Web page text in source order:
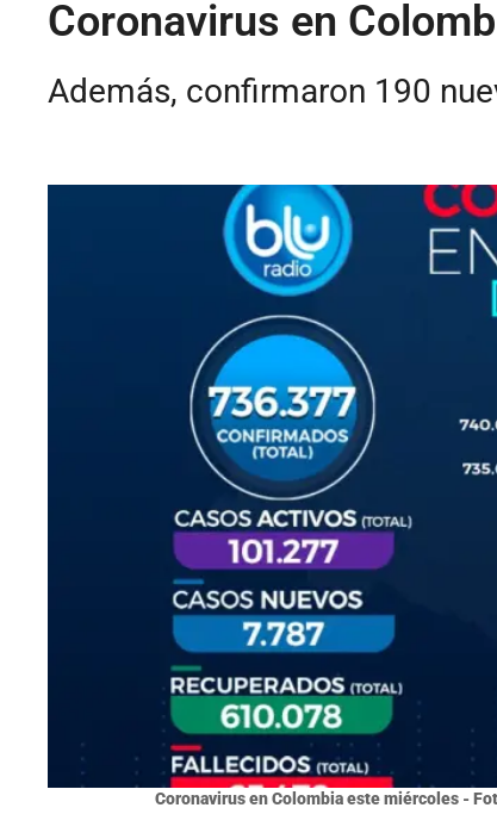
Coronavirus en
Además, confirmaron 190
Coronavirus en Colombia este miércoles -